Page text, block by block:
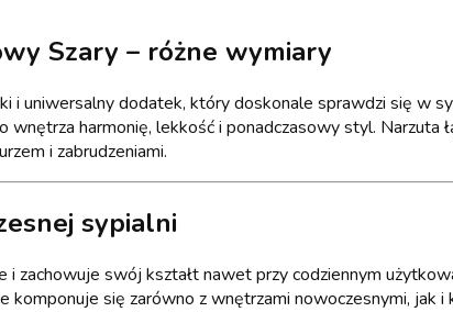
Szary – różne wymiary
i uniwersalny dodatek, który doskonale sprawdzi się w
harmonię, lekkość i ponadczasowy styl. Narzuta
i zabrudzeniami.
sypialni
zachowuje swój kształt nawet przy codziennym
się zarówno z wnętrzami nowoczesnymi, jak i